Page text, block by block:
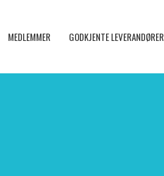
MEDLEMMER GODKJENTE LEVERANDØRER